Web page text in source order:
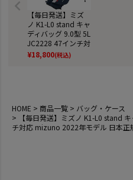
【毎日発送】ミズ
ノ K1-L0 stand キャ
ディバッグ 9.0型 5L
JC2228 47インチ対
応 mizuno 2022年
モデル 日本正規品
¥18,800(税込)
HOME 商品一覧
バッグ・ケース
【毎日発送】ミズノ K1-L0 stand
チ対応 mizuno 2022年モデル 日本正